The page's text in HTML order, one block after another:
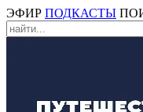
ЭФИР ПОДКАСТЫ